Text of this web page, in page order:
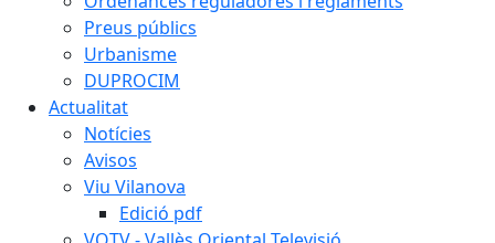
Preus públics
Urbanisme
DUPROCIM
Actualitat
Notícies
Avisos
Viu Vilanova
Edició pdf